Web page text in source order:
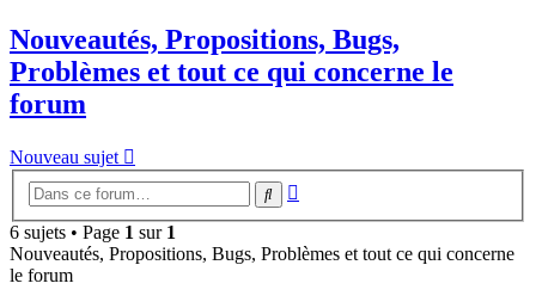
Nouveautés, Propositions, Bugs,
Problèmes et tout ce qui concerne le
forum
Nouveau sujet
Rechercher
6 sujets • Page 1 sur 1
Nouveautés, Propositions, Bugs, Problèmes et tout ce qui concerne
le forum